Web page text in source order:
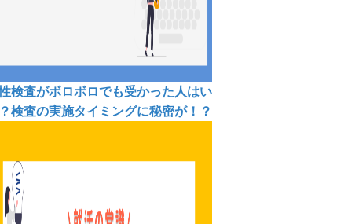
検査がボロボロでも受かった人はい
検査の実施タイミングに秘密が！？